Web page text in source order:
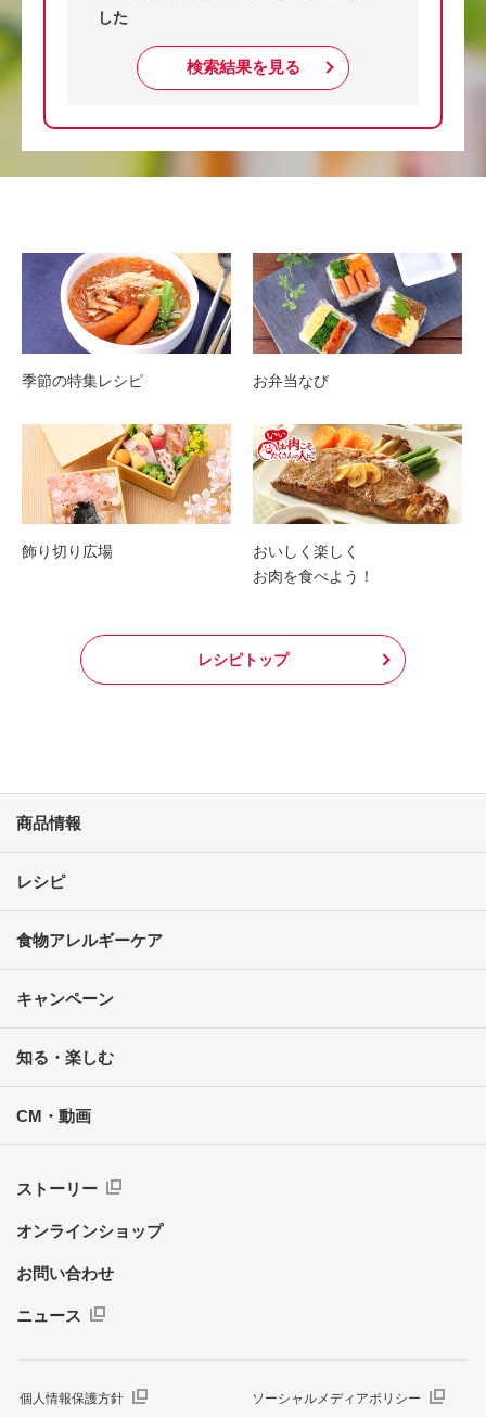
した
検索結果を見る
季節の特集レシピ お弁当なび
飾り切り広場
おいしく楽しく
お肉を食べよう！
レシピトップ
商品情報
レシピ
食物アレルギーケア
キャンペーン
知る・楽しむ
CM・動画
ストーリー
オンラインショップ
お問い合わせ
ニュース
個人情報保護方針 ソーシャルメディアポリシー